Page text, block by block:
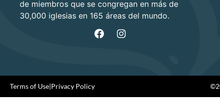
de miembros que se congregan en más de
30,000 iglesias en 165 áreas del mundo.
Terms of Use|Privacy Policy